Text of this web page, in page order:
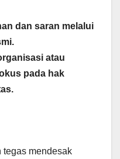
dan saran melalui
atau
pada hak
tegas mendesak